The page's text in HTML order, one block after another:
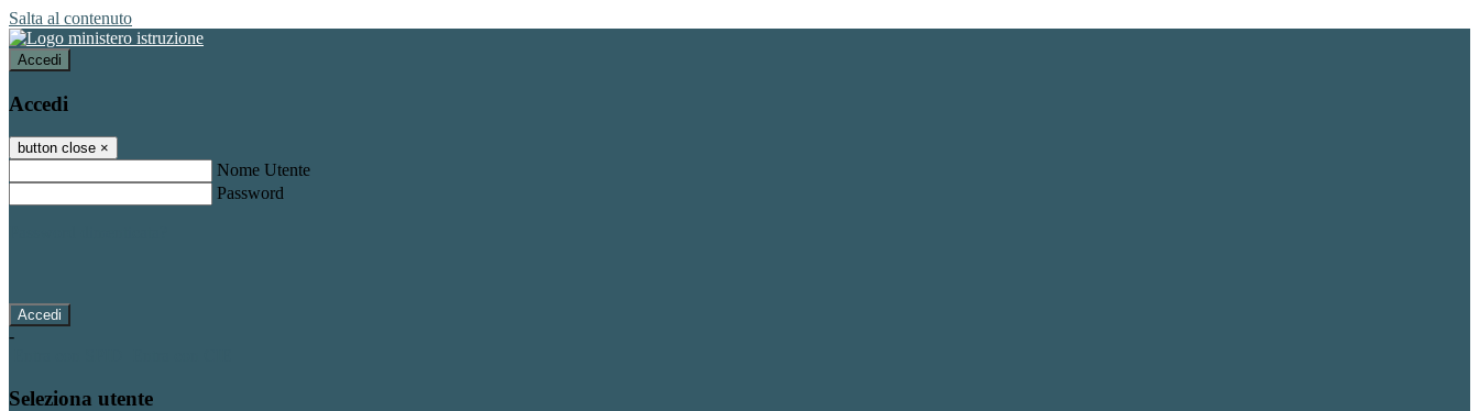
Salta al contenuto
Accedi
Accedi
button close ×
Nome Utente
Password
-
Seleziona utente